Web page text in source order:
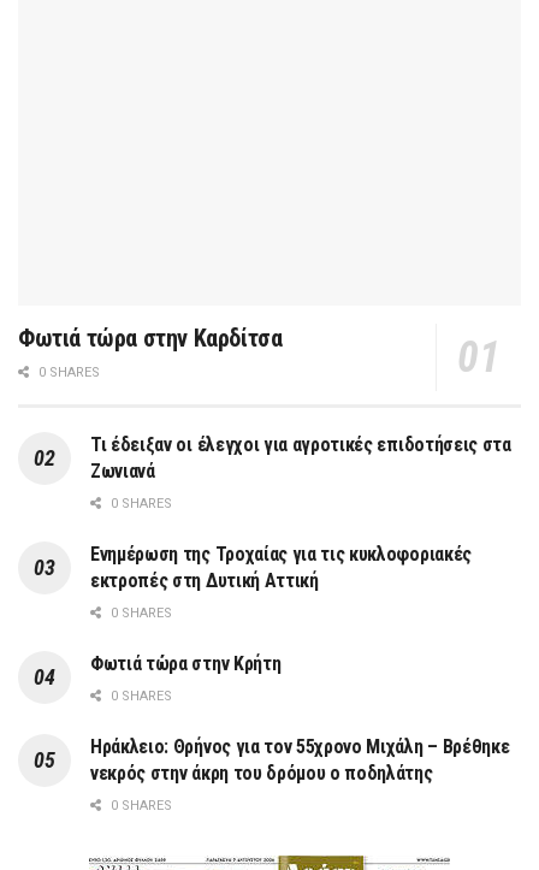
Φωτιά τώρα στην Καρδίτσα
0 SHARES
Τι έδειξαν οι έλεγχοι για αγροτικές επιδοτήσεις στα
Ζωνιανά
0 SHARES
Ενημέρωση της Τροχαίας για τις κυκλοφοριακές
εκτροπές στη Δυτική Αττική
0 SHARES
Φωτιά τώρα στην Κρήτη
0 SHARES
Ηράκλειο: Θρήνος για τον 55χρονο Μιχάλη – Βρέθηκε
νεκρός στην άκρη του δρόμου ο ποδηλάτης
0 SHARES